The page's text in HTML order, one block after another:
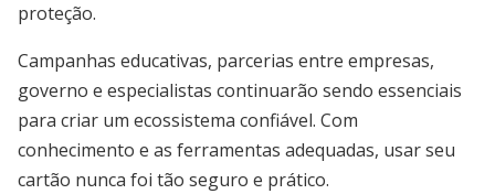
proteção.
Campanhas educativas, parcerias entre empresas,
governo e especialistas continuarão sendo essenciais
para criar um ecossistema confiável. Com
conhecimento e as ferramentas adequadas, usar seu
cartão nunca foi tão seguro e prático.